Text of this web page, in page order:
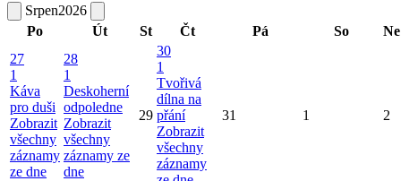
Srpen2026
Po
Út St Čt Pá So
Ne
27
1
Káva
pro duši
Zobrazit
všechny
záznamy
ze dne
28
1
Deskoherní
odpoledne
Zobrazit
všechny
záznamy ze
dne
29
30
1
Tvořivá
dílna na
přání
Zobrazit
všechny
záznamy
31 1 2